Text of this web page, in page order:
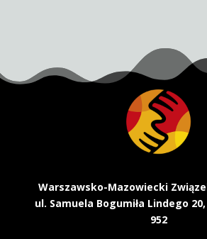
Warszawsko-Mazowiecki
ul. Samuela Bogumiła Lindego
952